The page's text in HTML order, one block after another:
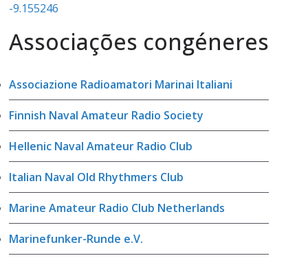
-9.155246
Associações congéneres
Associazione Radioamatori Marinai Italiani
Finnish Naval Amateur Radio Society
Hellenic Naval Amateur Radio Club
Italian Naval Old Rhythmers Club
Marine Amateur Radio Club Netherlands
Marinefunker-Runde e.V.